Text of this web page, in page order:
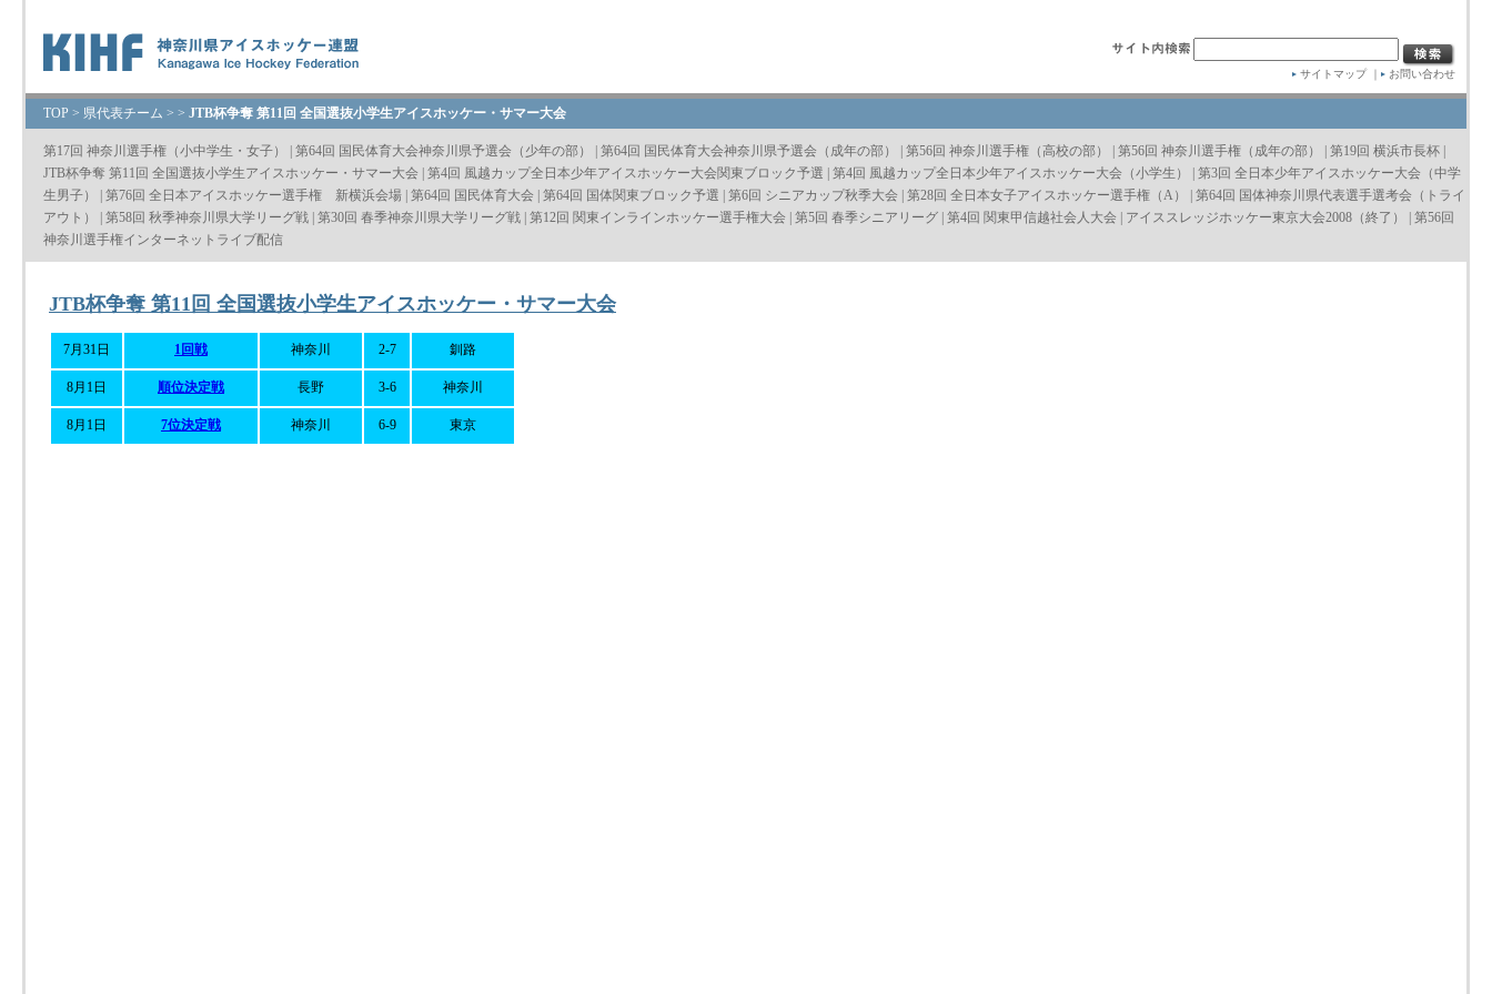
サイトマップ｜ お問い合わせ
TOP > 県代表チーム > > JTB杯争奪 第11回 全国選抜小学生アイスホッケー・サマー大会
第17回 神奈川選手権（小中学生・女子） | 第64回 国民体育大会神奈川県予選会（少年の部） | 第64回 国民体育大会神奈川県予選会（成年の部） | 第56回 神奈川選手権（高校の部） | 第56回 神奈川選手権（成年の部） | 第19回 横浜市長杯 |
JTB杯争奪 第11回 全国選抜小学生アイスホッケー・サマー大会 | 第4回 風越カップ全日本少年アイスホッケー大会関東ブロック予選 | 第4回 風越カップ全日本少年アイスホッケー大会（小学生） | 第3回 全日本少年アイスホッケー大会（中学
生男子）
| 第76回 全日本アイスホッケー選手権 新横浜会場 | 第64回 国民体育大会 | 第64回 国体関東ブロック予選 | 第6回 シニアカップ秋季大会 | 第28回 全日本女子アイスホッケー選手権（A） | 第64回 国体神奈川県代表選手選考会（トライ
アウト）
| 第58回 秋季神奈川県大学リーグ戦 | 第30回 春季神奈川県大学リーグ戦 | 第12回 関東インラインホッケー選手権大会 | 第5回 春季シニアリーグ | 第4回 関東甲信越社会人大会 | アイススレッジホッケー東京大会2008（終了） | 第56回
神奈川選手権インターネットライブ配信
JTB杯争奪 第11回 全国選抜小学生アイスホッケー・サマー大会
7月31日 1回戦 神奈川 2-7 釧路
8月1日 順位決定戦 長野 3-6 神奈川
8月1日 7位決定戦 神奈川 6-9 東京